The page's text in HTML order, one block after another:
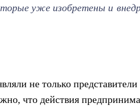
уже изобретены и
не только представители
что действия